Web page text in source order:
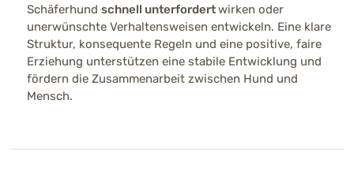
Fellfarben
Gesundheit
Schäferhund schnell unterfordertwirken oder
unerwünschte Verhaltensweisen entwickeln. Eine klare
Struktur, konsequente Regeln und eine positive, faire
Erziehung unterstützen eine stabile Entwicklung und
fördern die Zusammenarbeit zwischen Hund und
Mensch.